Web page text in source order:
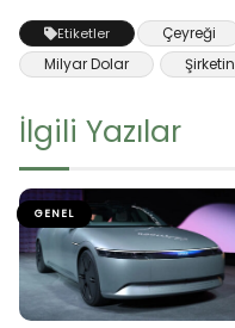
Etiketler Çeyreği
Milyar Dolar
Şirketin
İlgili Yazılar
GENEL